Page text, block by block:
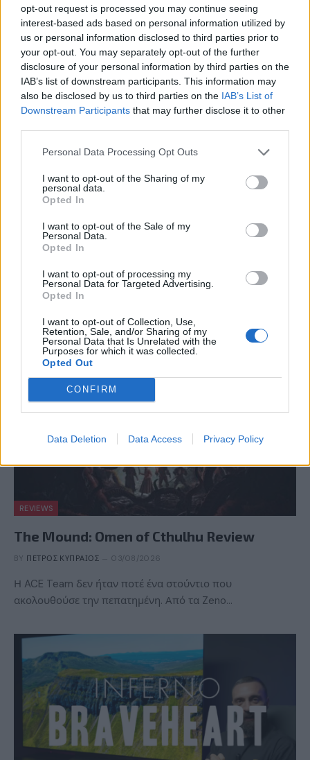
opt-out request is processed you may continue seeing
interest-based ads based on personal information utilized by
us or personal information disclosed to third parties prior to
your opt-out. You may separately opt-out of the further
disclosure of your personal information by third parties on the
IAB’s list of downstream participants. This information may
also be disclosed by us to third parties on the IAB’s List of
Downstream Participants that may further disclose it to other
Personal Data Processing Opt Outs
I want to opt-out of the Sharing of my
personal data.
Opted In
I want to opt-out of the Sale of my
Personal Data.
Opted In
I want to opt-out of processing my
Personal Data for Targeted Advertising.
Opted In
I want to opt-out of Collection, Use,
Retention, Sale, and/or Sharing of my
Personal Data that Is Unrelated with the
Purposes for which it was collected.
Opted Out
CONFIRM
Data Deletion Data Access Privacy Policy
LATEST
Summer Mode ON! Η LG μετατρέπει κάθε
ΠΈΤΡΟΣ ΚΥΠΡΑΊΟΣ 06/08/2026
εμπειρίες με την τεχνολογία της LG UltraGear OLED. Η…
REVIEWS
The Mound: Omen of Cthulhu Review
BY ΠΈΤΡΟΣ ΚΥΠΡΑΊΟΣ 03/08/2026
Η ACE Team δεν ήταν ποτέ ένα στούντιο που
ακολουθούσε την πεπατημένη. Από τα Zeno…